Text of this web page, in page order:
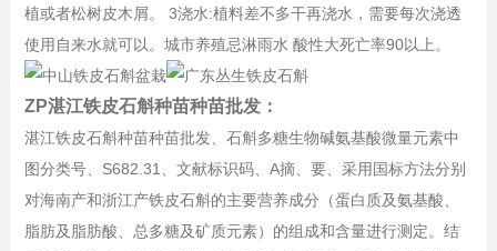
植或者松树皮木屑。 3浇水:植料差不多干再浇水，需要每次浇透
使用自来水就可以。城市养殖忌淋雨水 酸性大死亡率90以上。
ZP湛江铁皮石斛种苗种苗批发：
湛江铁皮石斛种苗种苗批发、石斛多糖生物碱氨基酸微量元素中
图分类号、S682.31、文献标识码、A摘、要、采用国标方法分别
对海南产和浙江产铁皮石斛的主要营养成分（蛋白质及氨基酸、
脂肪及脂肪酸、总多糖及矿质元素）的组成和含量进行测定。结